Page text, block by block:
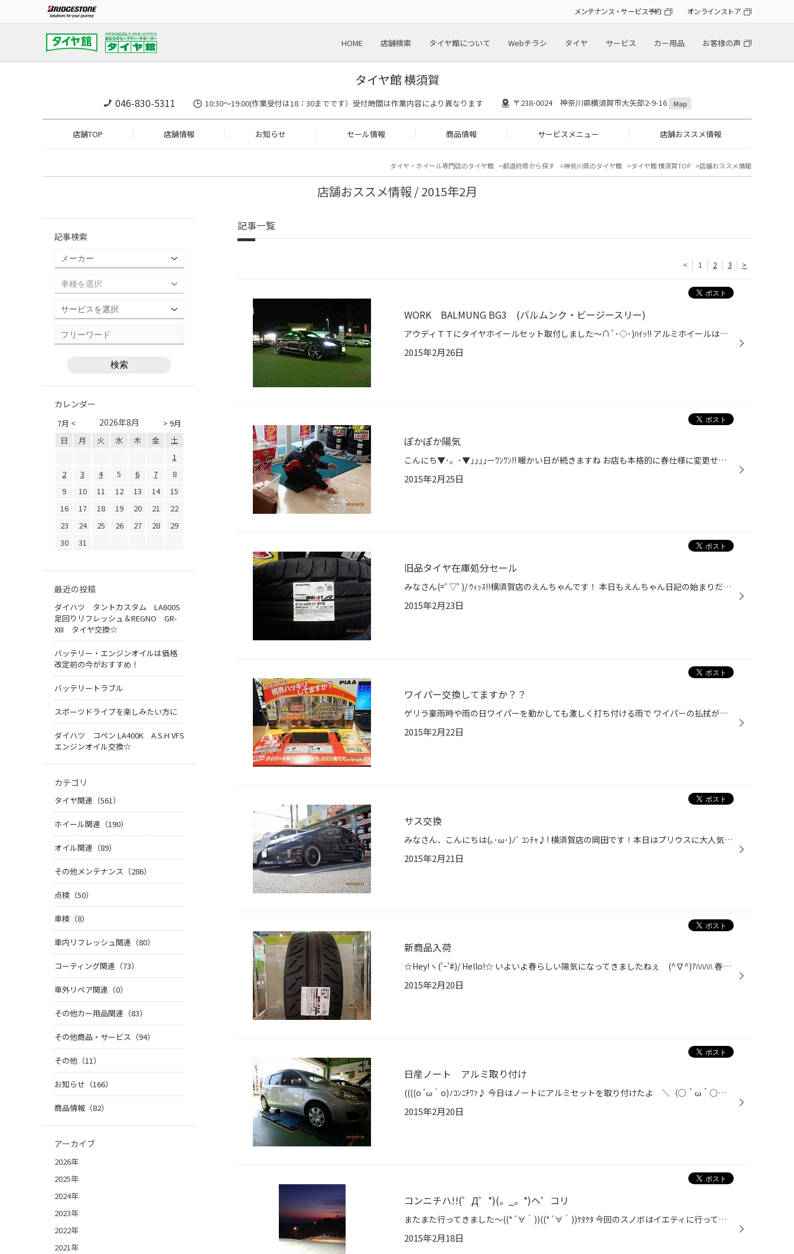
メンテナンス・サービス予約 オンラインストア
HOME 店舗検索 タイヤ館について Webチラシ タイヤ サービス カー用品 お客様の声
タイヤ館 横須賀
046-830-5311 10:30～19:00(作業受付は18：30までです）受付時間は作業内容により異なります 〒238-0024 神奈川県横須賀市大矢部2-9-16 Map
店舗TOP 店舗情報 お知らせ セール情報 商品情報 サービスメニュー 店舗おススメ情報
タイヤ・ホイール専門店のタイヤ館 都道府県から探す 神奈川県のタイヤ館 タイヤ館 横須賀TOP 店舗おススメ情報
店舗おススメ情報 / 2015年2月
記事一覧
< 1 2 3 >
WORK BALMUNG BG3 (バルムンク・ビージースリー)
アウディＴＴにタイヤホイールセット取付しました～∩`･◇･)ﾊｲｯ!! アルミホイールはWORK BALMUNG BG3 (バルムンク・ビージースリー) ・２０インチ ・カラーはＢＰ（ブラックカットクリア） ２４５/３０Ｒ２０のタイヤとセットしてのお取付でした(＇v＇)ﾆﾔﾘ・・ かっこいい～v(≧∇≦)v いえぇぇぇぇい...
2015年2月26日
ぽかぽか陽気
こんにち▼･。･▼｣｣｣｣ーﾜﾝﾜﾝ!! 暖かい日が続きますね お店も本格的に春仕様に変更せねば・・＼(;ﾟ∇ﾟ)/ﾋﾔｱｾﾓﾝ☆ そんなわけで、スーチャンとタケチャンよろぴく ﾏﾀﾞ?o(^o^)oﾏﾀﾞ? どぉどぉ、もう終わった？？ ﾏﾀﾞ?o(^o^)oﾏﾀﾞ? 店長～、そんなに早く終わりませんよ！ (/--)/＼。ちゃぶ台返し！！
2015年2月25日
旧品タイヤ在庫処分セール
みなさん(=ﾟ▽ﾟ)/ ｳｨｯｽ!!横須賀店のえんちゃんです！ 本日もえんちゃん日記の始まりだよぉ～ん((o(^∇^)o))わぁ～ぃ！！ 最近はあったかいぃ～んだからぁ～！ドライブに行きたくなる時期に なって来ましたね！春はもう直前≧(´▽｀)≦ｱﾊﾊﾊ！ そこで新しいタイヤを装着して安心＆快適ドライブをオススメし...
2015年2月23日
ワイパー交換してますか？？
ゲリラ豪雨時や雨の日ワイパーを動かしても激しく打ち付ける雨で ワイパーの払拭が間に合わず、ヒヤっ（危険）とした経験はありませんか？？ そもそも撥水剤とは…？ 不均一な雨水が受ける光の屈折は視界を不良にさせます。 撥水剤をガラスに塗布すれば雨水を均一な水玉に変え、走行中の風圧で水玉を...
2015年2月22日
サス交換
みなさん、こんにちは(｡･ω･)ﾉﾞ ｺﾝﾁｬ♪! 横須賀店の岡田です！本日はプリウスに大人気メーカーのダウンサスを プリウスにインストールしましたぁv('▽^*)ォッヶー♪ ＲＳＲ Ｔｉ２０００をチョイスしました！ 乗り心地が良く、スタイリッシュに決まる定番のサスです！！ (≧∇≦)b 今回もバッチリ決まりま...
2015年2月21日
新商品入荷
☆Hey!ヽ('ｰ'#)/ Hello!☆ いよいよ春らしい陽気になってきましたねぇ (^∇^)ｱﾊﾊﾊﾊ 春に向けてタイヤ交換を検討されている方も多いかと思います(o^∇^o)ﾉ ブリヂストンの新商品タイヤ【レグノGR-XI】【ポテンザRE-71R】 もいよいよ入荷しました。
2015年2月20日
日産ノート アルミ取り付け
((((o´ω｀o)ﾉｺﾝﾆﾁﾜｧ♪ 今日はノートにアルミセットを取り付けたよ ＼（○＾ω＾○）／ 最初はタイヤだけの予定でしたが、店にいっぱい飾っているアルミを 見ていただいて、ついでに変えちゃおう！というノリでセットに しました o(≧∇≦o)(o≧∇≦)o 今は在庫豊富にあります。 今がチャンスかもよ ヮクd...
2015年2月20日
コンニチハ!!(゜Д゜*)(。_。*)ヘ゜コリ
またまた行ってきました～((*´∀｀))((*´∀｀))ｹﾀｹﾀ 今回のスノボはイエティに行ってきました～（´▽｀*）ｱﾊﾊー 朝一は雪質はガッリガリでしたが… 天気はよかったので午後にはいい感じに～♪♪ ナイターまで滑ってたくさん練習してきました～(笑´ｗ｀) 足が筋肉痛で痛い(´；ω；`)うぅ～
2015年2月18日
記事検索
カレンダー
7月 < > 9月
2026年8月
日 月 火 水 木 金
土
1
2
3 4 5 6 7
8
9
10 11 12 13 14
15
16
17 18 19 20 21
22
23
24 25 26 27 28
29
30
31
最近の投稿
ダイハツ タントカスタム LA600S
足回りリフレッシュ＆REGNO GR-
XIII タイヤ交換☆
バッテリー・エンジンオイルは価格
改定前の今がおすすめ！
バッテリートラブル
スポーツドライブを楽しみたい方に
ダイハツ コペン LA400K A.S.H VFS
エンジンオイル交換☆
カテゴリ
タイヤ関連（561）
ホイール関連（190）
オイル関連（89）
その他メンテナンス（286）
点検（50）
車検（8）
車内リフレッシュ関連（80）
コーティング関連（73）
車外リペア関連（0）
その他カー用品関連（83）
その他商品・サービス（94）
その他（11）
お知らせ（166）
商品情報（82）
アーカイブ
2026年
2025年
2024年
2023年
2022年
2021年